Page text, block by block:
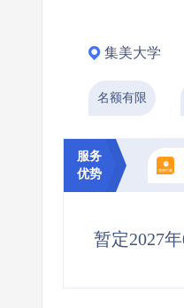
集美大学
名额有限
服务
优势
暂定2027